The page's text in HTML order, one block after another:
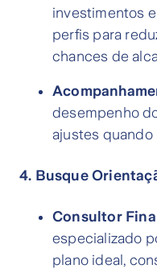
investimentos
perfis para
chances de
desempenho
ajustes quando
4. Busque
Consultor
especializado
plano ideal,